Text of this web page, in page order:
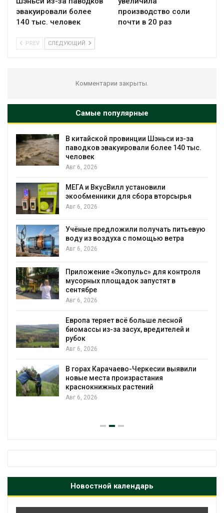
эвакуировали более
140 тыс. человек
производство соли
почти в 20 раз
PREV СЛЕДУЮЩИЙ
Комментарии закрыты.
Самые популярные
В китайской провинции Шэньси из-за
паводков эвакуировали более 140 тыс.
человек
Авг 6, 2026
МЕГА и ВкусВилл установили
экообменники для сбора вторсырья
Авг 6, 2026
Учёные предложили получать питьевую
воду из воздуха с помощью ветра
Авг 6, 2026
Приложение «Экопульс» для контроля
мусорных площадок запустят в
сентябре
Авг 6, 2026
Европа теряет всё больше лесной
биомассы из-за засух, вредителей и
рубок
Авг 6, 2026
В горах Карачаево-Черкесии выявили
новые места произрастания
краснокнижных растений
Авг 6, 2026
Новостной календарь